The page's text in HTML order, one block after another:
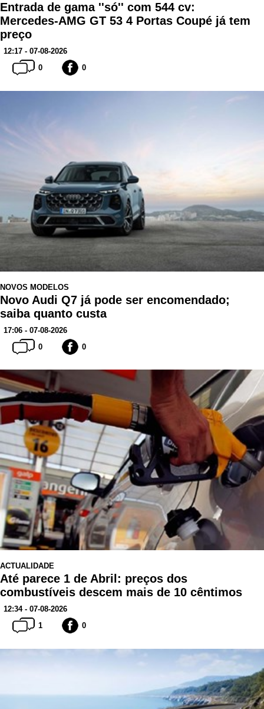
Entrada de gama ''só'' com 544 cv:
Mercedes-AMG GT 53 4 Portas Coupé já tem
preço
12:17 - 07-08-2026
0
0
NOVOS MODELOS
Novo Audi Q7 já pode ser encomendado;
saiba quanto custa
17:06 - 07-08-2026
0
0
ACTUALIDADE
Até parece 1 de Abril: preços dos
combustíveis descem mais de 10 cêntimos
12:34 - 07-08-2026
1
0